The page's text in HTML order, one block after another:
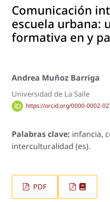
Comunicación
escuela urbana:
formativa en y
Andrea Muñoz Barriga
Universidad de La Salle
https://orcid.org/0000-0002-
Palabras clave: infancia,
interculturalidad (es).
PDF